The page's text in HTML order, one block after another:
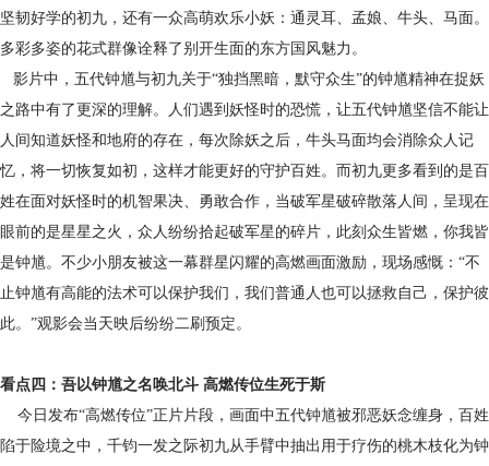
坚韧好学的初九，还有一众高萌欢乐小妖：通灵耳、孟娘、牛头、马面。
多彩多姿的花式群像诠释了别开生面的东方国风魅力。
影片中，五代钟馗与初九关于“独挡黑暗，默守众生”的钟馗精神在捉妖
之路中有了更深的理解。人们遇到妖怪时的恐慌，让五代钟馗坚信不能让
人间知道妖怪和地府的存在，每次除妖之后，牛头马面均会消除众人记
忆，将一切恢复如初，这样才能更好的守护百姓。而初九更多看到的是百
姓在面对妖怪时的机智果决、勇敢合作，当破军星破碎散落人间，呈现在
眼前的是星星之火，众人纷纷拾起破军星的碎片，此刻众生皆燃，你我皆
是钟馗。不少小朋友被这一幕群星闪耀的高燃画面激励，现场感慨：“不
止钟馗有高能的法术可以保护我们，我们普通人也可以拯救自己，保护彼
此。”观影会当天映后纷纷二刷预定。
看点四：吾以钟馗之名唤北斗 高燃传位生死于斯
今日发布“高燃传位”正片片段，画面中五代钟馗被邪恶妖念缠身，百姓
陷于险境之中，千钧一发之际初九从手臂中抽出用于疗伤的桃木枝化为钟